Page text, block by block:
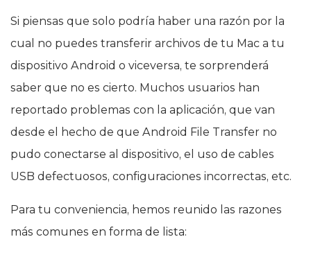
Si piensas que solo podría haber una razón por la
cual no puedes transferir archivos de tu Mac a tu
dispositivo Android o viceversa, te sorprenderá
saber que no es cierto. Muchos usuarios han
reportado problemas con la aplicación, que van
desde el hecho de que Android File Transfer no
pudo conectarse al dispositivo, el uso de cables
USB defectuosos, configuraciones incorrectas, etc.
Para tu conveniencia, hemos reunido las razones
más comunes en forma de lista: